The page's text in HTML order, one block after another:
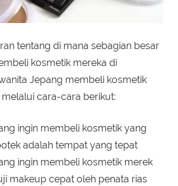
tentang di mana sebagian besar
kosmetik mereka di
Jepang membeli kosmetik
cara-cara berikut:
ingin membeli kosmetik yang
adalah tempat yang tepat
ingin membeli kosmetik merek
makeup cepat oleh penata rias